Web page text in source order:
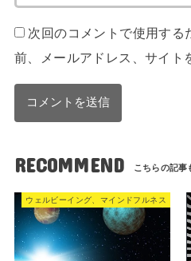
次回のコメントで使用する
前、メールアドレス、サイト
RECOMMEND
ウェルビーイング、マインドフルネス